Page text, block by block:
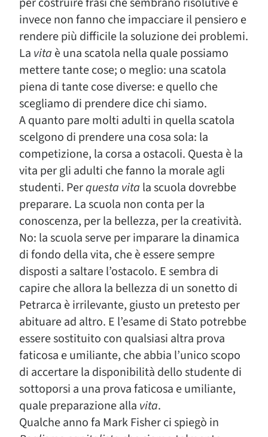
invece non fanno che impacciare il pensiero e
rendere più difficile la soluzione dei problemi.
La vita è una scatola nella quale possiamo
mettere tante cose; o meglio: una scatola
piena di tante cose diverse: e quello che
scegliamo di prendere dice chi siamo.
A quanto pare molti adulti in quella scatola
scelgono di prendere una cosa sola: la
competizione, la corsa a ostacoli. Questa è la
vita per gli adulti che fanno la morale agli
studenti. Perquesta vita la scuola dovrebbe
preparare. La scuola non conta per la
conoscenza, per la bellezza, per la creatività.
No: la scuola serve per imparare la dinamica
di fondo della vita, che è essere sempre
disposti a saltare l’ostacolo. E sembra di
capire che allora la bellezza di un sonetto di
Petrarca è irrilevante, giusto un pretesto per
abituare ad altro. E l’esame di Stato potrebbe
essere sostituito con qualsiasi altra prova
faticosa e umiliante, che abbia l’unico scopo
di accertare la disponibilità dello studente di
sottoporsi a una prova faticosa e umiliante,
quale preparazione alla vita.
Qualche anno fa Mark Fisher ci spiegò in